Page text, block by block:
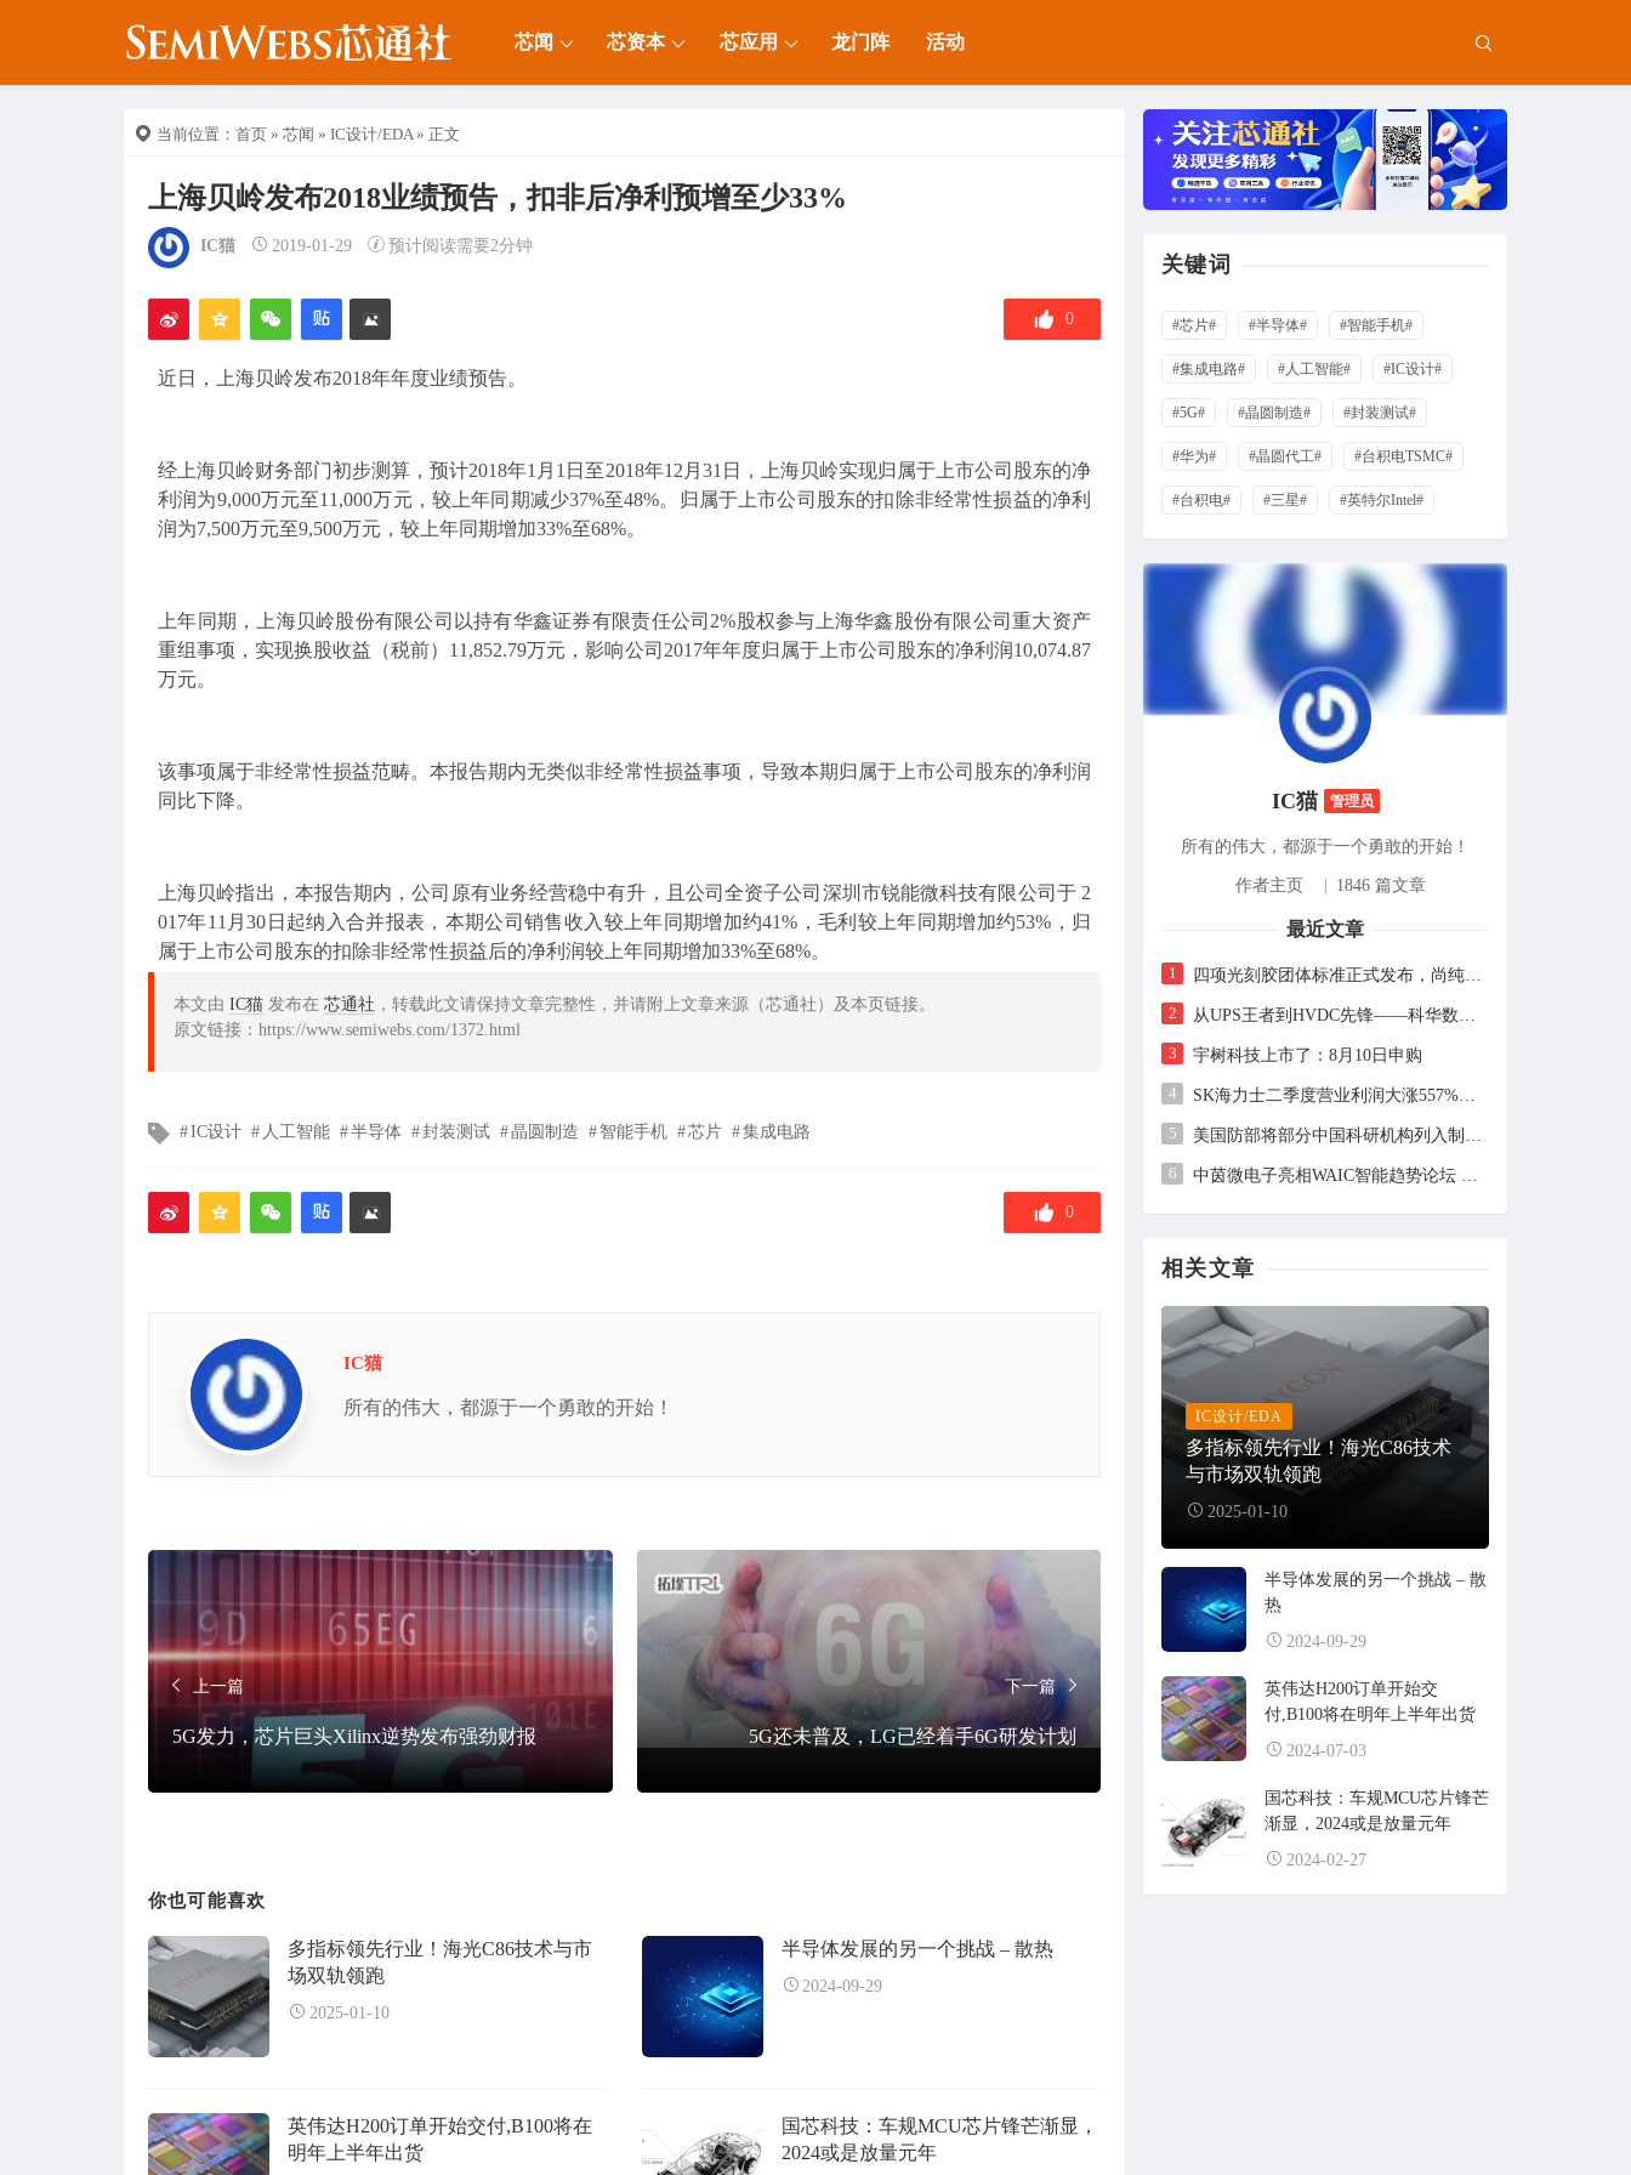
芯闻 芯资本 芯应用 龙门阵 活动
当前位置： 首页 » 芯闻 » IC设计/EDA» 正文
上海贝岭发布2018业绩预告，扣非后净利预增至少33%
IC猫 2019-01-29 预计阅读需要2分钟
0
近日，上海贝岭发布2018年年度业绩预告。
经上海贝岭财务部门初步测算，预计2018年1月1日至2018年12月31日，上海贝岭实现归属于上市公司股东的净
利润为9,000万元至11,000万元，较上年同期减少37%至48%。归属于上市公司股东的扣除非经常性损益的净利
润为7,500万元至9,500万元，较上年同期增加33%至68%。
上年同期，上海贝岭股份有限公司以持有华鑫证券有限责任公司2%股权参与上海华鑫股份有限公司重大资产
重组事项，实现换股收益（税前）11,852.79万元，影响公司2017年年度归属于上市公司股东的净利润10,074.87
万元。
该事项属于非经常性损益范畴。本报告期内无类似非经常性损益事项，导致本期归属于上市公司股东的净利润
同比下降。
上海贝岭指出，本报告期内，公司原有业务经营稳中有升，且公司全资子公司深圳市锐能微科技有限公司于 2
017年11月30日起纳入合并报表，本期公司销售收入较上年同期增加约41%，毛利较上年同期增加约53%，归
属于上市公司股东的扣除非经常性损益后的净利润较上年同期增加33%至68%。
本文由 IC猫 发布在 芯通社 ，转载此文请保持文章完整性，并请附上文章来源（芯通社）及本页链接。
原文链接：https://www.semiwebs.com/1372.html
文
签
IC设计 人工智能 半导体 封装测试 晶圆制造 智能手机 芯片 集成电路
0
IC猫
所有的伟大，都源于一个勇敢的开始！
上一篇
5G发力，芯片巨头Xilinx逆势发布强劲财报
下一篇
5G还未普及，LG已经着手6G研发计划
你也可能喜欢
多指标领先行业！海光C86技术与市
场双轨领跑
2025-01-10
半导体发展的另一个挑战 – 散热
2024-09-29
英伟达H200订单开始交付,B100将在
明年上半年出货
国芯科技：车规MCU芯片锋芒渐显，
2024或是放量元年
关键词
#芯片# #半导体# #智能手机#
#集成电路# #人工智能# #IC设计#
#5G# #晶圆制造# #封装测试#
#华为# #晶圆代工# #台积电TSMC#
#台积电# #三星# #英特尔Intel#
IC猫 管理员
所有的伟大，都源于一个勇敢的开始！
作者主页 1846 篇文章
最近文章
1 四项光刻胶团体标准正式发布，尚纯智造以设备商身份跻身标准起草席
2 从UPS王者到HVDC先锋——科华数据的“时代转身”
3 宇树科技上市了：8月10日申购
4 SK海力士二季度营业利润大涨557%，但未及市场预期
5 美国防部将部分中国科研机构列入制裁清单，中方回应
6 中茵微电子亮相WAIC智能趋势论坛 AI ASIC芯片定制平台赋能工业AI落地
相关文章
IC设计/EDA
多指标领先行业！海光C86技术
与市场双轨领跑
2025-01-10
半导体发展的另一个挑战 – 散
热
2024-09-29
英伟达H200订单开始交
付,B100将在明年上半年出货
2024-07-03
国芯科技：车规MCU芯片锋芒
渐显，2024或是放量元年
2024-02-27